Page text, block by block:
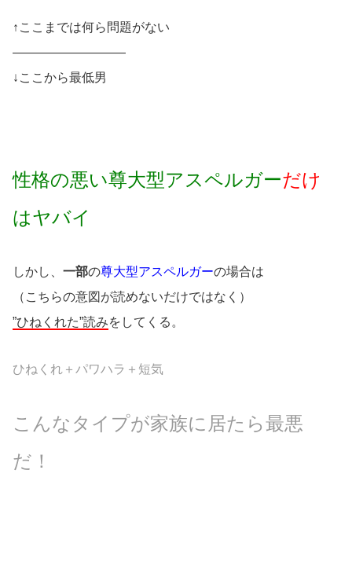
↑ここまでは何ら問題がない
—————————
↓ここから最低男
性格の悪い尊大型アスペルガーだけ
はヤバイ
しかし、 一部の尊大型アスペルガーの場合は
（こちらの意図が読めないだけではなく）
”ひねくれた”読みをしてくる。
ひねくれ＋パワハラ＋短気
こんなタイプが家族に居たら最悪
だ！